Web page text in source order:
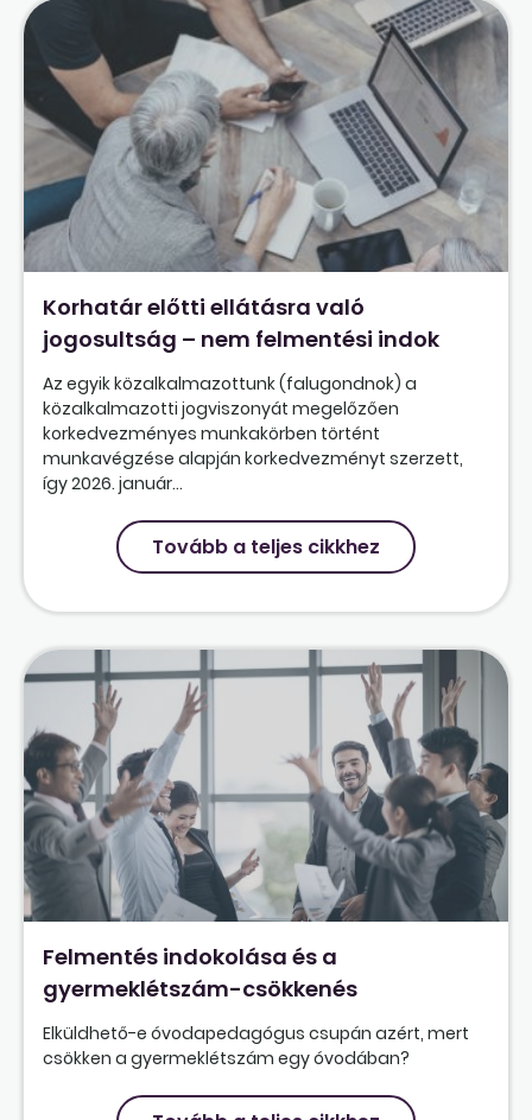
Korhatár előtti ellátásra való
jogosultság – nem felmentési indok
Az egyik közalkalmazottunk (falugondnok) a
közalkalmazotti jogviszonyát megelőzően
korkedvezményes munkakörben történt
munkavégzése alapján korkedvezményt szerzett,
így 2026. január...
Tovább a teljes cikkhez
Felmentés indokolása és a
gyermeklétszám-csökkenés
Elküldhető-e óvodapedagógus csupán azért, mert
csökken a gyermeklétszám egy óvodában?